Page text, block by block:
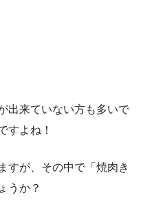
出来ていない方も多いで
すよね！
すが、その中で「焼肉き
うか？